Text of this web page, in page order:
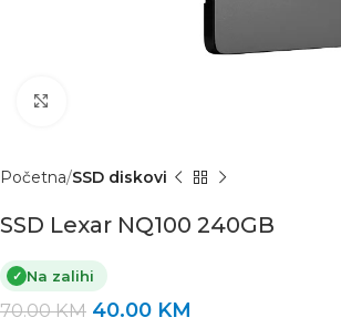
Početna SSD diskovi
SSD Lexar NQ100 240GB
✓ Na zalihi
70.00KM 40.00 KM